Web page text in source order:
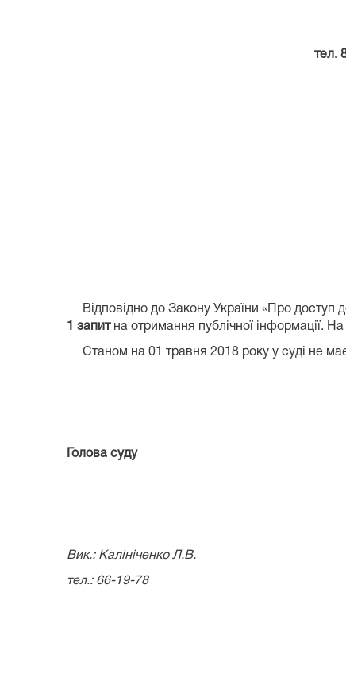
тел.
Відповідно до Закону України «Про доступ
1 запитна отримання публічної інформації.
Станом на 01 травня 2018 року у суді не має
Голова
Вик.: Калініченко Л.В.
тел.: 66-19-78